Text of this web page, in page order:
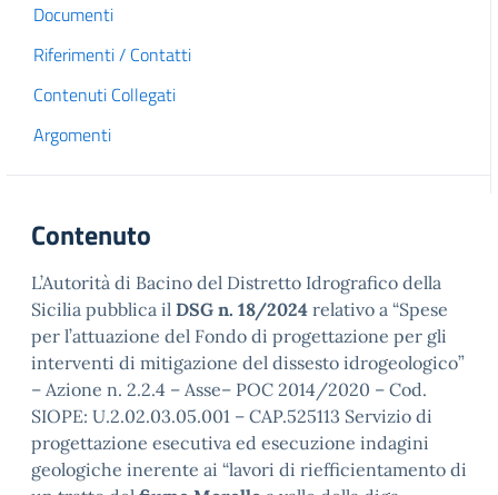
Documenti
Riferimenti / Contatti
Contenuti Collegati
Argomenti
Contenuto
L’Autorità di Bacino del Distretto Idrografico della
Sicilia pubblica il DSG n. 18/2024 relativo a “Spese
per l’attuazione del Fondo di progettazione per gli
interventi di mitigazione del dissesto idrogeologico”
– Azione n. 2.2.4 – Asse– POC 2014/2020 – Cod.
SIOPE: U.2.02.03.05.001 – CAP.525113 Servizio di
progettazione esecutiva ed esecuzione indagini
geologiche inerente ai “lavori di riefficientamento di